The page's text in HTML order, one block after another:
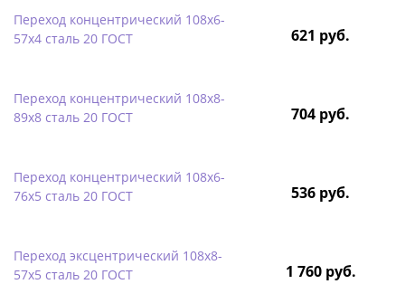
Переход концентрический 108х6-
57х4 сталь 20 ГОСТ
621 руб.
Переход концентрический 108х8-
89х8 сталь 20 ГОСТ
704 руб.
Переход концентрический 108х6-
76х5 сталь 20 ГОСТ
536 руб.
Переход эксцентрический 108х8-
57х5 сталь 20 ГОСТ
1 760 руб.